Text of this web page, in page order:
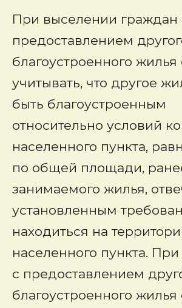
При выселении граждан
предоставлением
благоустроенного жилья
учитывать, что другое
быть благоустроенным
относительно условий
населенного пункта,
по общей площади,
занимаемого жилья,
установленным
находиться на
населенного пункта.
с предоставлением
благоустроенного жилья